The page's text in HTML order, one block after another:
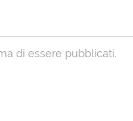
di essere pubblicati.